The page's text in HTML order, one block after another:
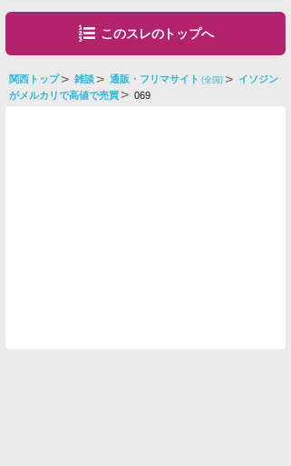
このスレのトップへ
関西トップ 雑談 通販・フリマサイト (全国) イソジン
がメルカリで高値で売買 069